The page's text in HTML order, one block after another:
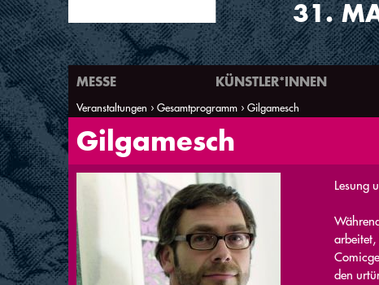
31.
MESSE KÜNSTLER*INNEN
Sie sind hier
Veranstaltungen Gesamtprogramm Gilgamesch
Gilgamesch
Lesung
arbeitet,
den